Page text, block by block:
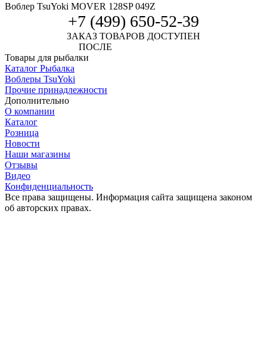
Воблер TsuYoki MOVER 128SP 049Z
+7 (499) 650-52-39
ЗАКАЗ ТОВАРОВ ДОСТУПЕН
ПОСЛЕ
Товары для рыбалки
Каталог Рыбалка
Воблеры TsuYoki
Прочие принадлежности
Дополнительно
О компании
Каталог
Розница
Новости
Наши магазины
Отзывы
Видео
Конфиденциальность
Все права защищены. Информация сайта защищена законом
об авторских правах.